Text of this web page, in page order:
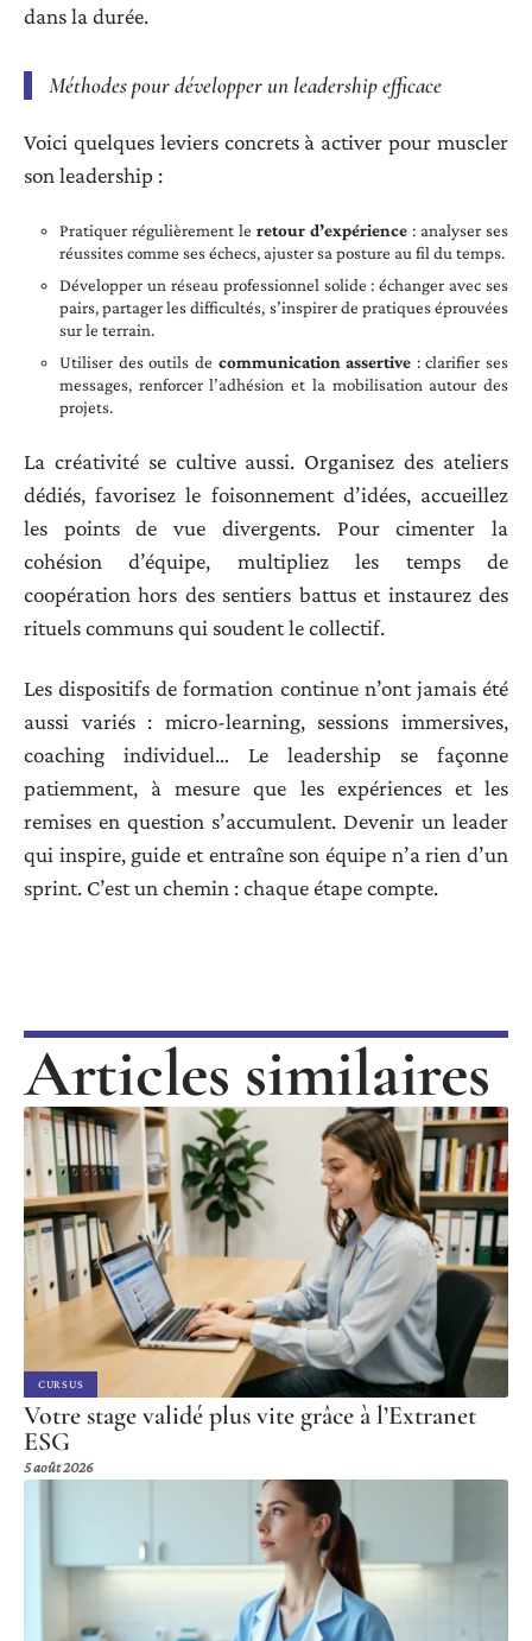
dans la durée.
Méthodes pour développer un leadership efficace
Voici quelques leviers concrets à activer pour muscler
son leadership :
Pratiquer régulièrement le retour d’expérience : analyser ses
réussites comme ses échecs, ajuster sa posture au fil du temps.
Développer un réseau professionnel solide : échanger avec ses
pairs, partager les difficultés, s’inspirer de pratiques éprouvées
sur le terrain.
Utiliser des outils de communication assertive : clarifier ses
messages, renforcer l’adhésion et la mobilisation autour des
projets.
La créativité se cultive aussi. Organisez des ateliers
dédiés, favorisez le foisonnement d’idées, accueillez
les points de vue divergents. Pour cimenter la
cohésion d’équipe, multipliez les temps de
coopération hors des sentiers battus et instaurez des
rituels communs qui soudent le collectif.
Les dispositifs de formation continue n’ont jamais été
aussi variés : micro-learning, sessions immersives,
coaching individuel… Le leadership se façonne
patiemment, à mesure que les expériences et les
remises en question s’accumulent. Devenir un leader
qui inspire, guide et entraîne son équipe n’a rien d’un
sprint. C’est un chemin : chaque étape compte.
Articles similaires
CURSUS
Votre stage validé plus vite grâce à l’Extranet
ESG
5 août 2026